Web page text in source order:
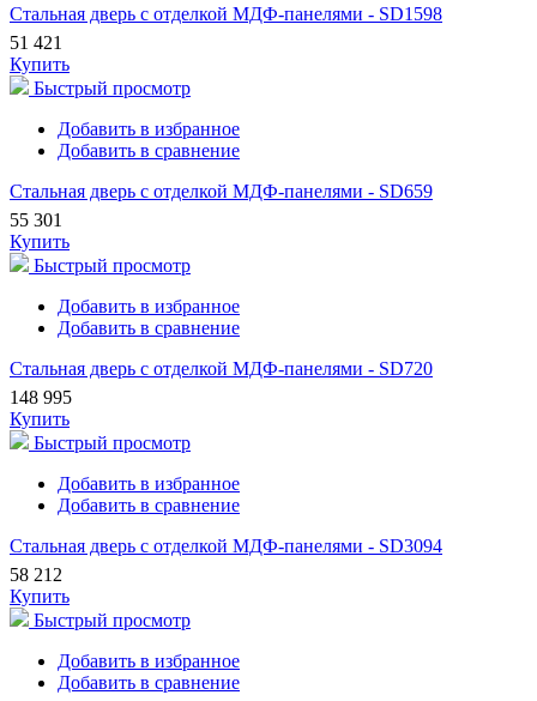
Стальная дверь с отделкой МДФ-панелями - SD1598
51 421
Купить
Быстрый просмотр
Добавить в избранное
Добавить в сравнение
Стальная дверь с отделкой МДФ-панелями - SD659
55 301
Купить
Быстрый просмотр
Добавить в избранное
Добавить в сравнение
Стальная дверь с отделкой МДФ-панелями - SD720
148 995
Купить
Быстрый просмотр
Добавить в избранное
Добавить в сравнение
Стальная дверь с отделкой МДФ-панелями - SD3094
58 212
Купить
Быстрый просмотр
Добавить в избранное
Добавить в сравнение